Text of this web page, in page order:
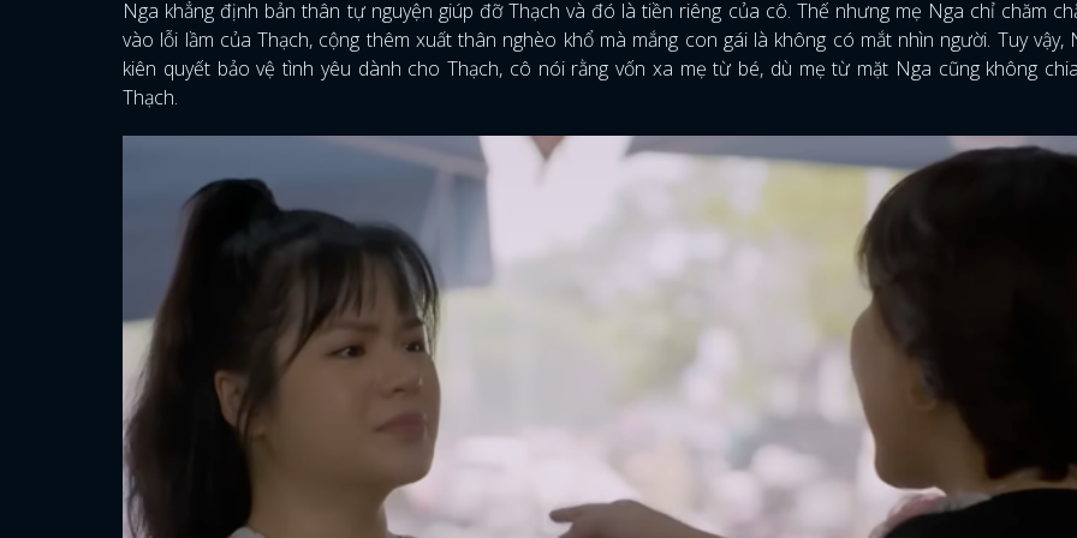
FACEBOOK GOOGLE
Nga khẳng định bản thân tự nguyện giúp đỡ Thạch và đó là tiền riêng của cô. Thế nhưng mẹ Nga chỉ chăm
vào lỗi lầm của Thạch, cộng thêm xuất thân nghèo khổ mà mắng con gái là không có mắt nhìn người. Tuy vậy,
kiên quyết bảo vệ tình yêu dành cho Thạch, cô nói rằng vốn xa mẹ từ bé, dù mẹ từ mặt Nga cũng không
Thạch.